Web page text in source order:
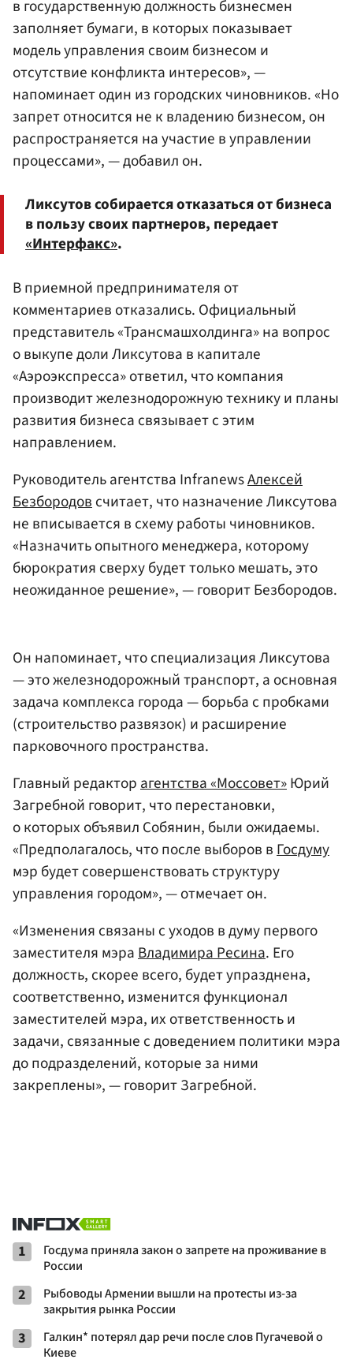
в государственную должность бизнесмен
заполняет бумаги, в которых показывает
модель управления своим бизнесом и
отсутствие конфликта интересов», —
напоминает один из городских чиновников. «Но
запрет относится не к владению бизнесом, он
распространяется на участие в управлении
процессами», — добавил он.
Ликсутов собирается отказаться от бизнеса
в пользу своих партнеров, передает
«Интерфакс».
В приемной предпринимателя от
комментариев отказались. Официальный
представитель «Трансмашхолдинга» на вопрос
о выкупе доли Ликсутова в капитале
«Аэроэкспресса» ответил, что компания
производит железнодорожную технику и планы
развития бизнеса связывает с этим
направлением.
Руководитель агентства InfranewsАлексей
Безбородовсчитает, что назначение Ликсутова
не вписывается в схему работы чиновников.
«Назначить опытного менеджера, которому
бюрократия сверху будет только мешать, это
неожиданное решение», — говорит Безбородов.
Он напоминает, что специализация Ликсутова
— это железнодорожный транспорт, а основная
задача комплекса города — борьба с пробками
(строительство развязок) и расширение
парковочного пространства.
Главный редакторагентства «Моссовет»Юрий
Загребной говорит, что перестановки,
о которых объявил Собянин, были ожидаемы.
«Предполагалось, что после выборов вГосдуму
мэр будет совершенствовать структуру
управления городом», — отмечает он.
«Изменения связаны с уходов в думу первого
заместителя мэраВладимира Ресина. Его
должность, скорее всего, будет упразднена,
соответственно, изменится функционал
заместителей мэра, их ответственность и
задачи, связанные с доведением политики мэра
до подразделений, которые за ними
закреплены», — говорит Загребной.
1
Госдума приняла закон о запрете на проживание в
России
2
Рыбоводы Армении вышли на протесты из-за
закрытия рынка России
3
Галкин* потерял дар речи после слов Пугачевой о
Киеве